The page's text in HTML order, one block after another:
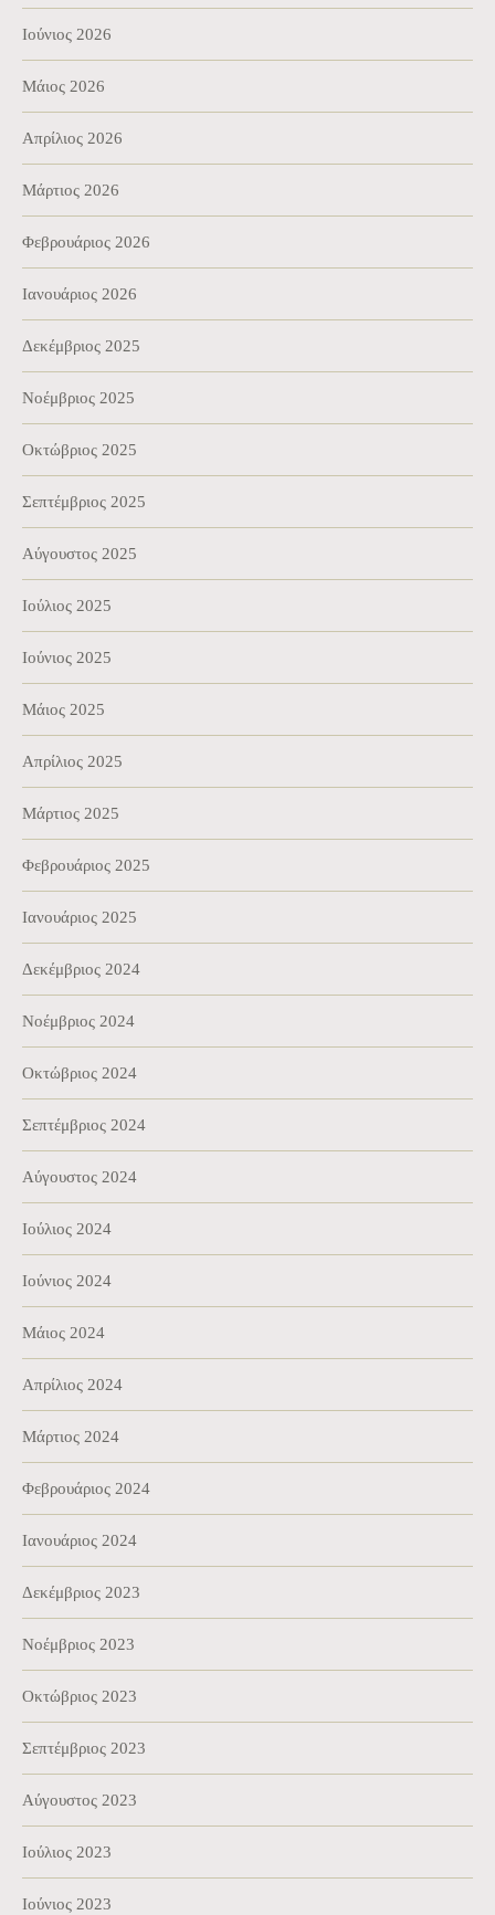
Ιούνιος 2026
Μάιος 2026
Απρίλιος 2026
Μάρτιος 2026
Φεβρουάριος 2026
Ιανουάριος 2026
Δεκέμβριος 2025
Νοέμβριος 2025
Οκτώβριος 2025
Σεπτέμβριος 2025
Αύγουστος 2025
Ιούλιος 2025
Ιούνιος 2025
Μάιος 2025
Απρίλιος 2025
Μάρτιος 2025
Φεβρουάριος 2025
Ιανουάριος 2025
Δεκέμβριος 2024
Νοέμβριος 2024
Οκτώβριος 2024
Σεπτέμβριος 2024
Αύγουστος 2024
Ιούλιος 2024
Ιούνιος 2024
Μάιος 2024
Απρίλιος 2024
Μάρτιος 2024
Φεβρουάριος 2024
Ιανουάριος 2024
Δεκέμβριος 2023
Νοέμβριος 2023
Οκτώβριος 2023
Σεπτέμβριος 2023
Αύγουστος 2023
Ιούλιος 2023
Ιούνιος 2023